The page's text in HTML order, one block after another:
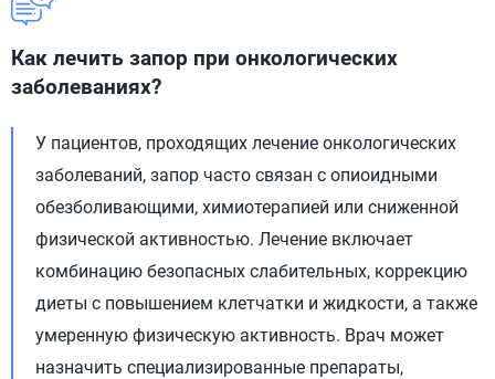
Как лечить запор при онкологических
заболеваниях?
У пациентов, проходящих лечение онкологических
заболеваний, запор часто связан с опиоидными
обезболивающими, химиотерапией или сниженной
физической активностью. Лечение включает
комбинацию безопасных слабительных, коррекцию
диеты с повышением клетчатки и жидкости, а также
умеренную физическую активность. Врач может
назначить специализированные препараты,